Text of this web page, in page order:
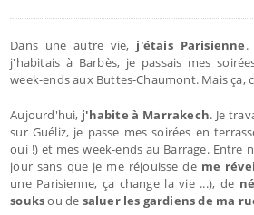
Dans une autre vie, j'étais Parisienne.
j'habitais à Barbès, je passais mes
week-ends aux Buttes-Chaumont. Mais ça,
Aujourd'hui, j'habite à Marrakech. Je
sur Guéliz, je passe mes soirées en
oui !) et mes week-ends au Barrage. Entre
jour sans que je me réjouisse de me
une Parisienne, ça change la vie ...), de
souksou de saluer les gardiens de ma